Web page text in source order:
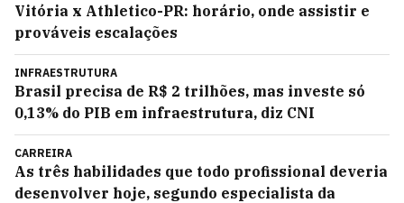
Vitória x Athletico-PR: horário, onde assistir e
prováveis escalações
INFRAESTRUTURA
Brasil precisa de R$ 2 trilhões, mas investe só
0,13% do PIB em infraestrutura, diz CNI
CARREIRA
As três habilidades que todo profissional deveria
desenvolver hoje, segundo especialista da